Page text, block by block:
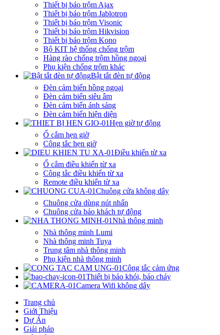
Thiết bị báo trộm Ajax
Thiết bị báo trộm Jablotron
Thiết bị báo trộm Visonic
Thiết bị báo trộm Hikvision
Thiết bị báo trộm Kono
Bộ KIT hệ thống chống trộm
Hàng rào chống trộm hồng ngoại
Phụ kiện chống trộm khác
Bật tắt đèn tự động
Đèn cảm biến hồng ngoại
Đèn cảm biến siêu âm
Đèn cảm biến ánh sáng
Đèn cảm biến hiện diện
Hẹn giờ tự động
Ổ cắm hẹn giờ
Công tắc hẹn giờ
Điều khiển từ xa
Ổ cắm điều khiển từ xa
Công tắc điều khiển từ xa
Remote điều khiển từ xa
Chuông cửa không dây
Chuông cửa dùng nút nhấn
Chuông cửa báo khách tự động
Nhà thông minh
Nhà thông minh Lumi
Nhà thông minh Tuya
Trung tâm nhà thông minh
Phụ kiện nhà thông minh
Công tắc cảm ứng
Thiết bị báo khói, báo cháy
Camera Wifi không dây
Trang chủ
Giới Thiệu
Dự Án
Giải pháp